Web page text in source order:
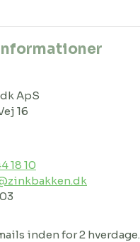
ApS
16
18 10
inden for 2 hverdage.